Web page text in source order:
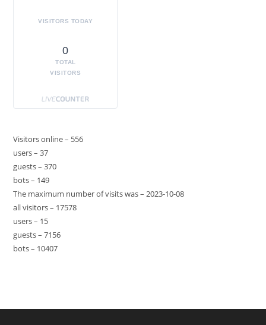
VISITORS TODAY
0
TOTAL
VISITORS
Visitors online – 556
users – 37
guests – 370
bots – 149
The maximum number of visits was – 2023-10-08
all visitors – 17578
users – 15
guests – 7156
bots – 10407